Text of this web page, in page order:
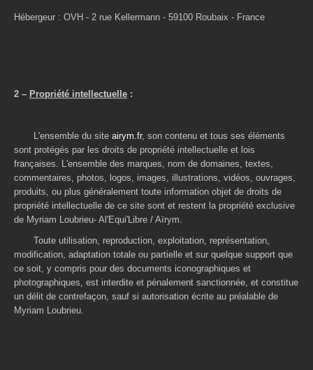
Hébergeur : OVH - 2 rue Kellermann - 59100 Roubaix - France
2 – Propriété intellectuelle :
L'ensemble du site airym.fr, son contenu et tous ses éléments
sont protégés par les droits de propriété intellectuelle et lois
françaises. L'ensemble des marques, nom de domaines, textes,
commentaires, photos, logos, images, illustrations, vidéos, ouvrages,
produits, ou plus généralement toute information objet de droits de
propriété intellectuelle de ce site sont et restent la propriété exclusive
de Myriam
Loubrieu- Al'Equi'Libre / Aïrym.
Toute utilisation, reproduction, exploitation, représentation,
modification, adaptation totale ou partielle et sur quelque support que
ce soit, y compris pour des documents iconographiques et
photographiques, est interdite et pénalement sanctionnée, et constitue
un délit de contrefaçon, sauf si autorisation écrite au préalable de
Myriam
Loubrieu